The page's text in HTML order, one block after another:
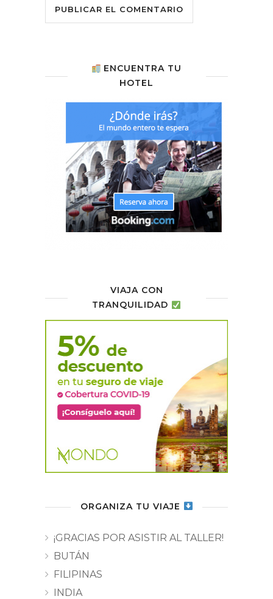
ENCUENTRA TU
HOTEL
VIAJA CON
TRANQUILIDAD
ORGANIZA TU VIAJE
¡GRACIAS POR ASISTIR AL TALLER!
BUTÁN
FILIPINAS
INDIA